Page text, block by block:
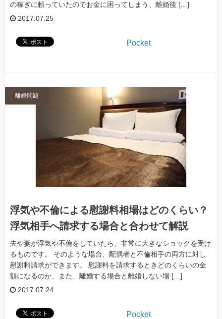
の稼ぎに頼っていたのでお金に困ってしまう、離婚後 […]
2017.07.25
Pocket
離婚問題
浮気や不倫による慰謝料相場はどのくらい？
浮気相手へ請求する場合と合わせて解説
夫や妻が浮気や不倫をしていたら、非常に大きなショックを受け
るものです。 そのような場合、配偶者と不倫相手の両方に対し
慰謝料請求ができます。 慰謝料を請求するときどのくらいの金
額になるのか、また、離婚する場合と離婚しない場 […]
2017.07.24
Pocket